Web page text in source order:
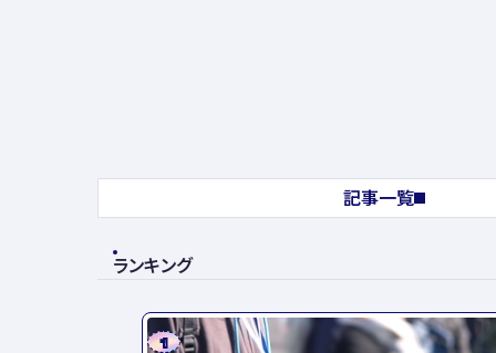
記事一覧
ランキング
1